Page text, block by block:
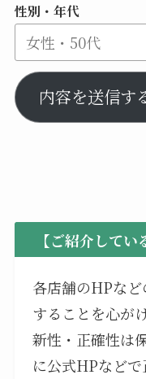
性別・年代
内容を送信す
【ご紹介して
各店舗のHPな
することを心が
新性・正確性は
に公式HPなど